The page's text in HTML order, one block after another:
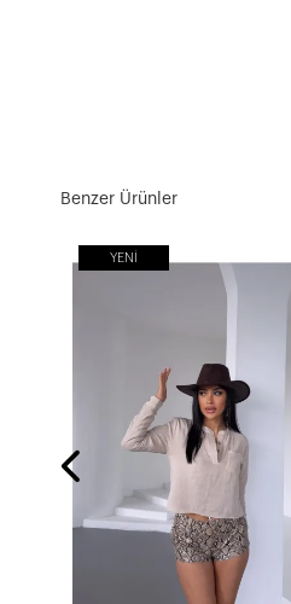
Benzer Ürünler
YENI